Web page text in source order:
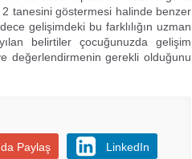
tanesini göstermesi halinde benzer
gelişimdeki bu farklılığın uzman
belirtiler çocuğunuzda gelişim
değerlendirmenin gerekli olduğunu
Paylaş LinkedIn